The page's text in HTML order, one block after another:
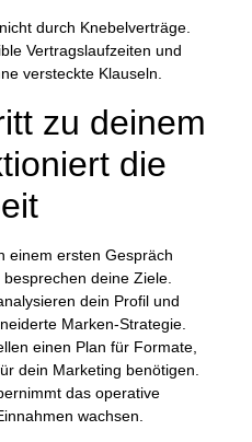
durch Knebelverträge.
Vertragslaufzeiten und
versteckte Klauseln.
zu deinem
die
einem ersten Gespräch
deine Ziele.
dein Profil und
Marken-Strategie.
einen Plan für Formate,
dein Marketing benötigen.
das operative
wachsen.